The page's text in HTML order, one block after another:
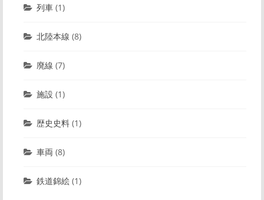
列車 (1)
北陸本線 (8)
廃線 (7)
施設 (1)
歴史史料 (1)
車両 (8)
鉄道錦絵 (1)